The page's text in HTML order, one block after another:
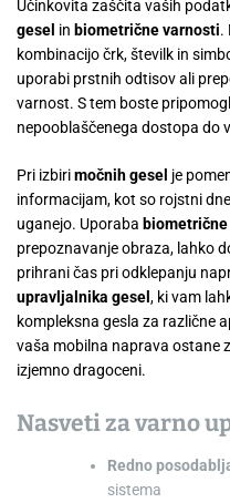
Učinkovita zaščita vaših
gesel in biometrične varnosti.
kombinacijo črk, številk in
uporabi prstnih odtisov ali
varnost. S tem boste
nepooblaščenega dostopa do
Pri izbirimočnih gesel je
informacijam, kot so rojstni
uganejo. Uporaba
prepoznavanje obraza, lahko
prihrani čas pri odklepanju
upravljalnika gesel , ki vam
kompleksna gesla za različne
vaša mobilna naprava ostane
izjemno dragoceni.
Nasveti za varno
Redno
sistema